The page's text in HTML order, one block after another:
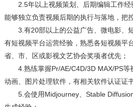
2.5年以上视频策划、后期编辑工作经
能够独立负责视频后期的执行与落地，把
3.有20部以上的公益广告、微电影、短
有短视频平台运营经验，熟悉各短视频平
省、市、区或影视文艺协会奖项者优先；
4.熟练掌握Pr/AE/C4D/3D MAX/PS等
动画、图片处理软件，有相关软件认证证
5.会使用Midjourney、Stable